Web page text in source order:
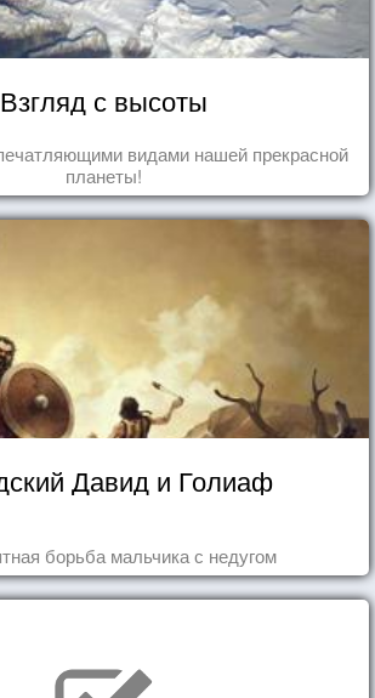
Взгляд с высоты
видами нашей прекрасной
планеты!
Давид и Голиаф
борьба мальчика с недугом